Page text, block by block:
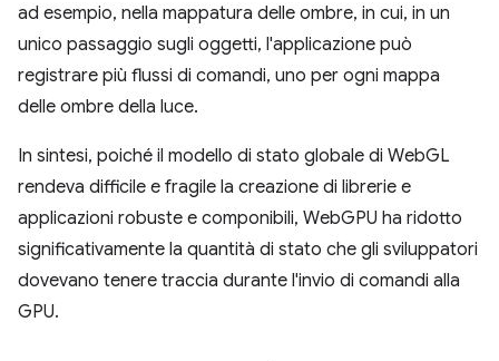
ad esempio, nella mappatura delle ombre, in cui, in un
unico passaggio sugli oggetti, l'applicazione può
registrare più flussi di comandi, uno per ogni mappa
delle ombre della luce.
In sintesi, poiché il modello di stato globale di WebGL
rendeva difficile e fragile la creazione di librerie e
applicazioni robuste e componibili, WebGPU ha ridotto
significativamente la quantità di stato che gli sviluppatori
dovevano tenere traccia durante l'invio di comandi alla
GPU.